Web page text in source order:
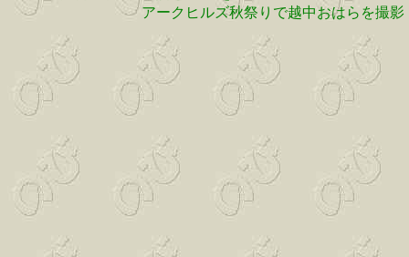
アークヒルズ秋祭りで越中おはらを撮影